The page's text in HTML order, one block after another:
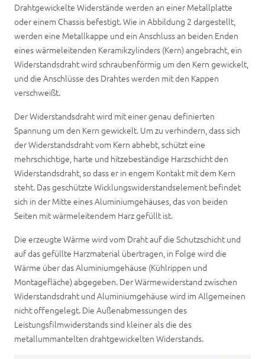
Drahtgewickelte Widerstände werden an einer Metallplatte
oder einem Chassis befestigt. Wie in Abbildung 2 dargestellt,
werden eine Metallkappe und ein Anschluss an beiden Enden
eines wärmeleitenden Keramikzylinders (Kern) angebracht, ein
Widerstandsdraht wird schraubenförmig um den Kern gewickelt,
und die Anschlüsse des Drahtes werden mit den Kappen
verschweißt.
Der Widerstandsdraht wird mit einer genau definierten
Spannung um den Kern gewickelt. Um zu verhindern, dass sich
der Widerstandsdraht vom Kern abhebt, schützt eine
mehrschichtige, harte und hitzebeständige Harzschicht den
Widerstandsdraht, so dass er in engem Kontakt mit dem Kern
steht. Das geschützte Wicklungswiderstandselement befindet
sich in der Mitte eines Aluminiumgehäuses, das von beiden
Seiten mit wärmeleitendem Harz gefüllt ist.
Die erzeugte Wärme wird vom Draht auf die Schutzschicht und
auf das gefüllte Harzmaterial übertragen, in Folge wird die
Wärme über das Aluminiumgehäuse (Kühlrippen und
Montagefläche) abgegeben. Der Wärmewiderstand zwischen
Widerstandsdraht und Aluminiumgehäuse wird im Allgemeinen
nicht offengelegt. Die Außenabmessungen des
Leistungsfilmwiderstands sind kleiner als die des
metallummantelten drahtgewickelten Widerstands.